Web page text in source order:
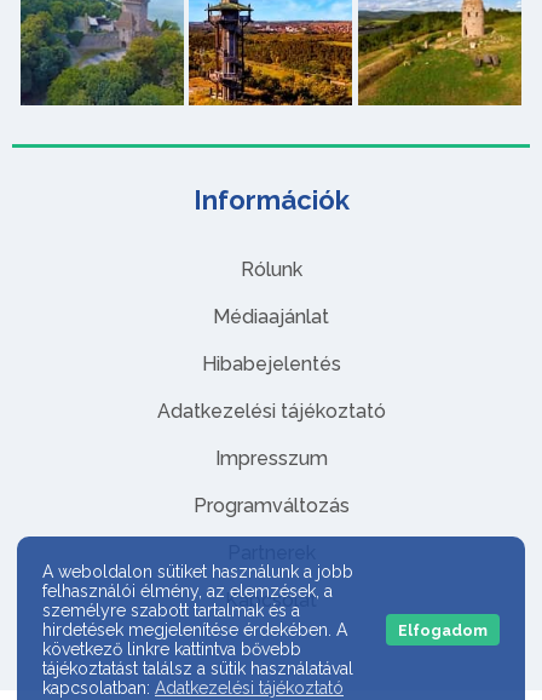
Információk
Rólunk
Médiaajánlat
Hibabejelentés
Adatkezelési tájékoztató
Impresszum
Programváltozás
Kapcsolat
A weboldalon sütiket használunk a jobb
felhasználói élmény, az elemzések, a
személyre szabott tartalmak és a
hirdetések megjelenítése érdekében. A
következő linkre kattintva bővebb
tájékoztatást találsz a sütik használatával
kapcsolatban: Adatkezelési tájékoztató
Elfogadom